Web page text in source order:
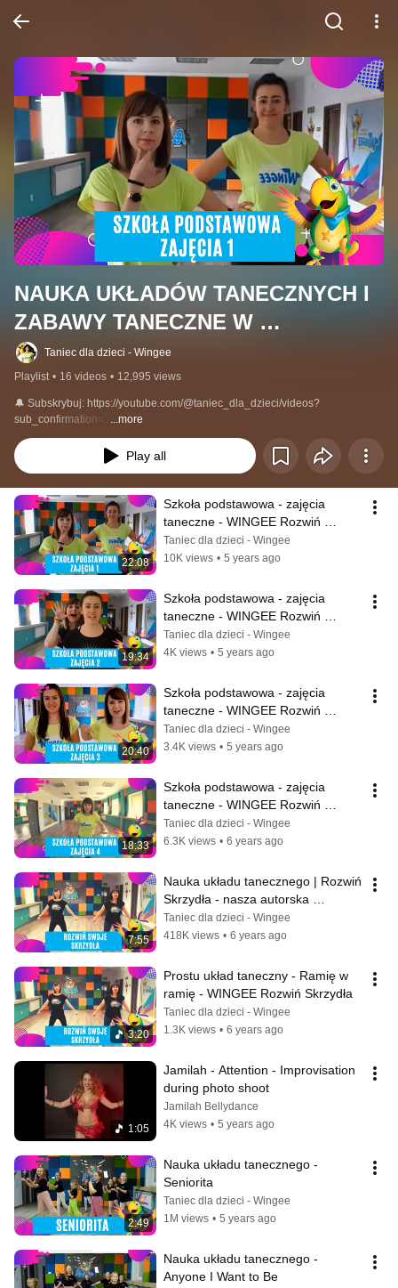
NAUKA UKŁADÓW TANECZNYCH I
ZABAWY TANECZNE W
PRZEDSZKOLACH - PAARO
Taniec dla dzieci - Wingee
Playlist • 16 videos • 12,995 views
🔔 Subskrybuj: https://youtube.com/@taniec_dla_dzieci/videos?
sub_confirmation=1 ...more
Play all
22:08
Szkoła podstawowa - zajęcia
taneczne - WINGEE Rozwiń
Skrzydła - lekcja 1
Taniec dla dzieci - Wingee
10K views • 5 years ago
19:34
Szkoła podstawowa - zajęcia
taneczne - WINGEE Rozwiń
Skrzydła - lekcja 2
Taniec dla dzieci - Wingee
4K views • 5 years ago
20:40
Szkoła podstawowa - zajęcia
taneczne - WINGEE Rozwiń
Skrzydła - lekcja 3
Taniec dla dzieci - Wingee
3.4K views • 5 years ago
18:33
Szkoła podstawowa - zajęcia
taneczne - WINGEE Rozwiń
Skrzydła - lekcja 4
Taniec dla dzieci - Wingee
6.3K views • 6 years ago
7:55
Nauka układu tanecznego | Rozwiń
Skrzydła - nasza autorska
piosenka
Taniec dla dzieci - Wingee
418K views • 6 years ago
3:20
Prostu układ taneczny - Ramię w
ramię - WINGEE Rozwiń Skrzydła
Taniec dla dzieci - Wingee
1.3K views • 6 years ago
1:05
Jamilah - Attention - Improvisation
during photo shoot
Jamilah Bellydance
4K views • 5 years ago
2:49
Nauka układu tanecznego -
Seniorita
Taniec dla dzieci - Wingee
1M views • 5 years ago
Nauka układu tanecznego -
Anyone I Want to Be